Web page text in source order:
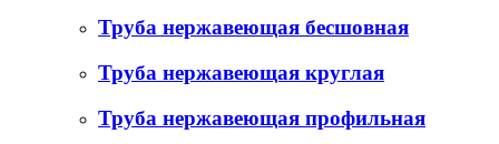
Труба нержавеющая бесшовная
Труба нержавеющая круглая
Труба нержавеющая профильная